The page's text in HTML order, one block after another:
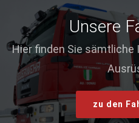
Unsere
Hier finden Sie
zu den